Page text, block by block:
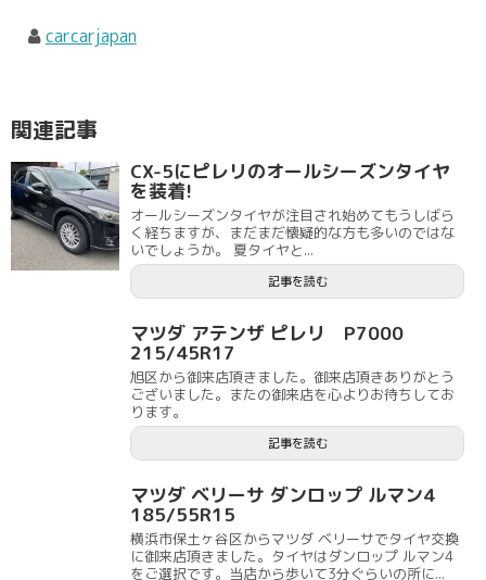
carcarjapan
関連記事
CX-5にピレリのオールシーズンタイヤ
を装着!
オールシーズンタイヤが注目され始めてもうしばら
く経ちますが、まだまだ懐疑的な方も多いのではな
いでしょうか。 夏タイヤと...
記事を読む
マツダ アテンザ ピレリ P7000
215/45R17
旭区から御来店頂きました。御来店頂きありがとう
ございました。またの御来店を心よりお待ちしてお
ります。
記事を読む
マツダ ベリーサ ダンロップ ルマン4
185/55R15
横浜市保土ヶ谷区からマツダ ベリーサでタイヤ交換
に御来店頂きました。タイヤはダンロップ ルマン4
をご選択です。当店から歩いて3分ぐらいの所に...